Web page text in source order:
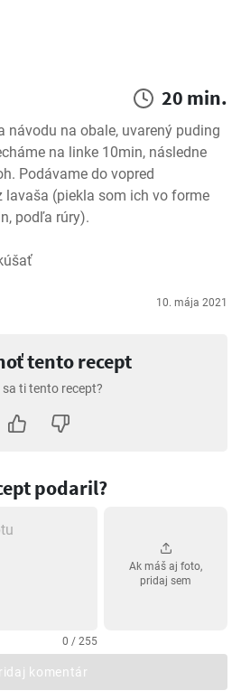
20 min.
návodu na obale, uvarený puding
na linke 10min, následne
Podávame do vopred
lavaša (piekla som ich vo forme
podľa rúry).
10. mája 2021
tento recept
sa ti tento recept?
podaril?
0 / 255
Ak máš aj foto,
pridaj sem
komentár